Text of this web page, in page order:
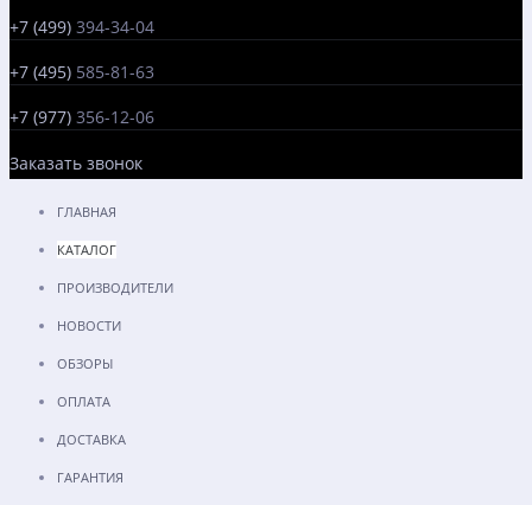
+7 (499) 394-34-04
+7 (495) 585-81-63
+7 (977) 356-12-06
Заказать звонок
ГЛАВНАЯ
КАТАЛОГ
ПРОИЗВОДИТЕЛИ
НОВОСТИ
ОБЗОРЫ
ОПЛАТА
ДОСТАВКА
ГАРАНТИЯ